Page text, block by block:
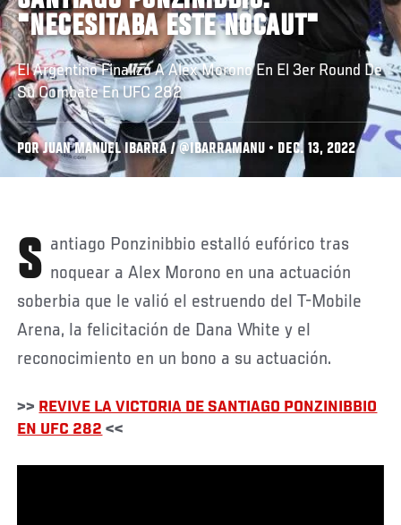
"NECESITABA ESTE NOCAUT"
El Argentino Finalizó A Alex Morono En El 3er Round De
Su Combate En UFC 282
POR JUAN MANUEL IBARRA / @IBARRAMANU • DEC. 13, 2022
Santiago Ponzinibbio estalló eufórico tras noquear a Alex Morono en una actuación
soberbia que le valió el estruendo del T-Mobile
Arena, la felicitación de Dana White y el
reconocimiento en un bono a su actuación.
>> REVIVE LA VICTORIA DE SANTIAGO PONZINIBBIO
EN UFC 282 <<